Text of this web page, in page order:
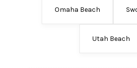
Omaha Beach
Utah Beach